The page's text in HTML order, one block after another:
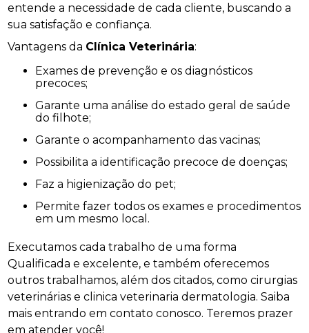
entende a necessidade de cada cliente, buscando a
sua satisfação e confiança.
Vantagens da Clínica Veterinária:
Exames de prevenção e os diagnósticos
precoces;
Garante uma análise do estado geral de saúde
do filhote;
Garante o acompanhamento das vacinas;
Possibilita a identificação precoce de doenças;
Faz a higienização do pet;
Permite fazer todos os exames e procedimentos
em um mesmo local.
Executamos cada trabalho de uma forma
Qualificada e excelente, e também oferecemos
outros trabalhamos, além dos citados, como cirurgias
veterinárias e clinica veterinaria dermatologia. Saiba
mais entrando em contato conosco. Teremos prazer
em atender você!